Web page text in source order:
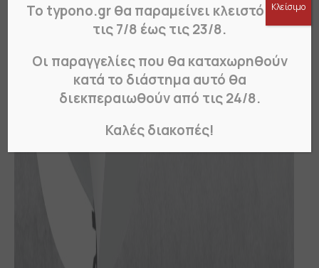
Το typono.gr θα παραμείνει κλειστό από
τις 7/8 έως τις 23/8.
Οι παραγγελίες που θα καταχωρηθούν
κατά το διάστημα αυτό θα
διεκπεραιωθούν από τις 24/8.
Καλές διακοπές!
Κλείσιμο